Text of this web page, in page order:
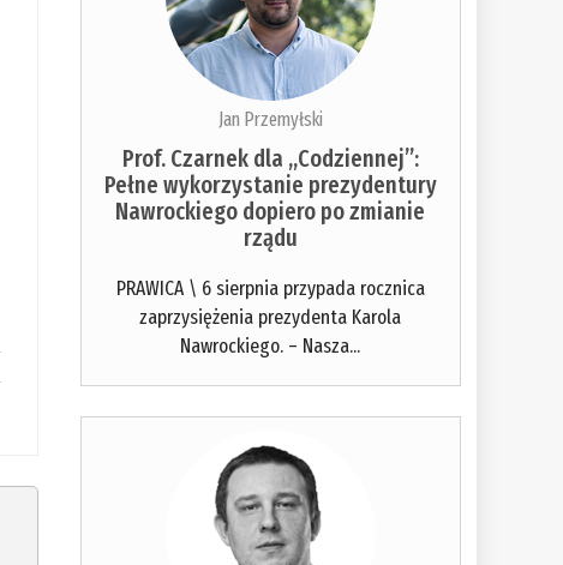
Jan Przemyłski
Prof. Czarnek dla „Codziennej”:
Pełne wykorzystanie prezydentury
Nawrockiego dopiero po zmianie
rządu
PRAWICA \ 6 sierpnia przypada rocznica
zaprzysiężenia prezydenta Karola
Nawrockiego. – Nasza...